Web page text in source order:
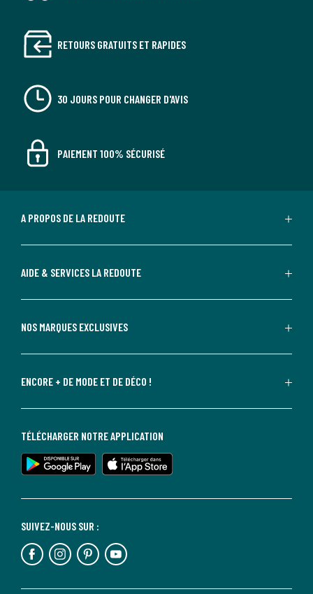
RETOURS GRATUITS ET RAPIDES
30 JOURS POUR CHANGER D'AVIS
PAIEMENT 100% SÉCURISÉ
A PROPOS DE LA REDOUTE
AIDE & SERVICES LA REDOUTE
NOS MARQUES EXCLUSIVES
ENCORE + DE MODE ET DE DÉCO !
SUIVEZ-NOUS SUR :
TÉLÉCHARGER NOTRE APPLICATION